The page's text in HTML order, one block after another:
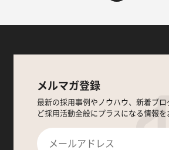
メルマガ登録
最新の採用事例やノウハウ、新着ブロ
ど採用活動全般にプラスになる情報を